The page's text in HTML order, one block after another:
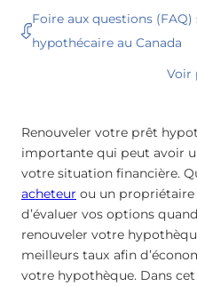
Foire aux questions
hypothécaire au Canada
Voir
Renouveler votre prêt
importante qui peut avoir
votre situation financière.
acheteur ou un propriétaire
d’évaluer vos options
renouveler votre
meilleurs taux afin
votre hypothèque. Dans